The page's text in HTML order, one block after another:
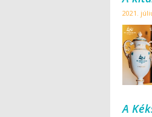
2021.
A